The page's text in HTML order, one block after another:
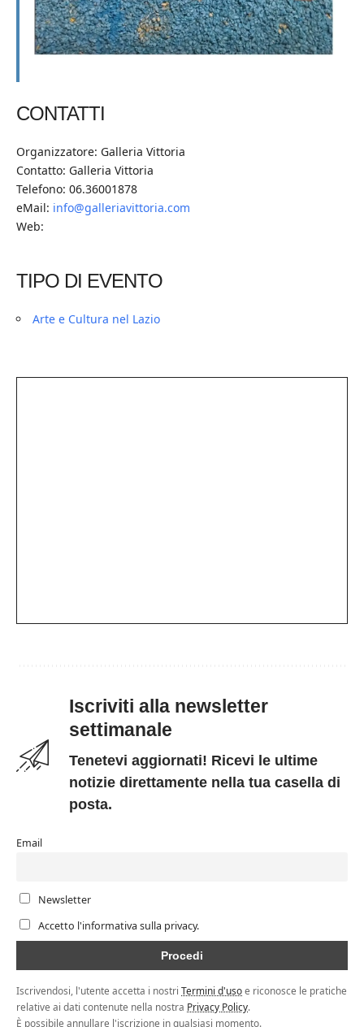
CONTATTI
Organizzatore: Galleria Vittoria
Contatto: Galleria Vittoria
Telefono: 06.36001878
eMail: info@galleriavittoria.com
Web:
TIPO DI EVENTO
Arte e Cultura nel Lazio
Iscriviti alla newsletter
settimanale
Tenetevi aggiornati! Ricevi le ultime
notizie direttamente nella tua casella di
posta.
Email
Newsletter
Accetto l'informativa sulla privacy.
Iscrivendosi, l'utente accetta i nostri Termini d'usoe riconosce le pratiche
relative ai dati contenute nella nostra Privacy Policy.
È possibile annullare l'iscrizione in qualsiasi momento.